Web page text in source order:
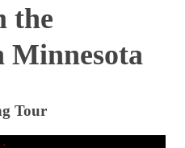
the
Minnesota
Tour